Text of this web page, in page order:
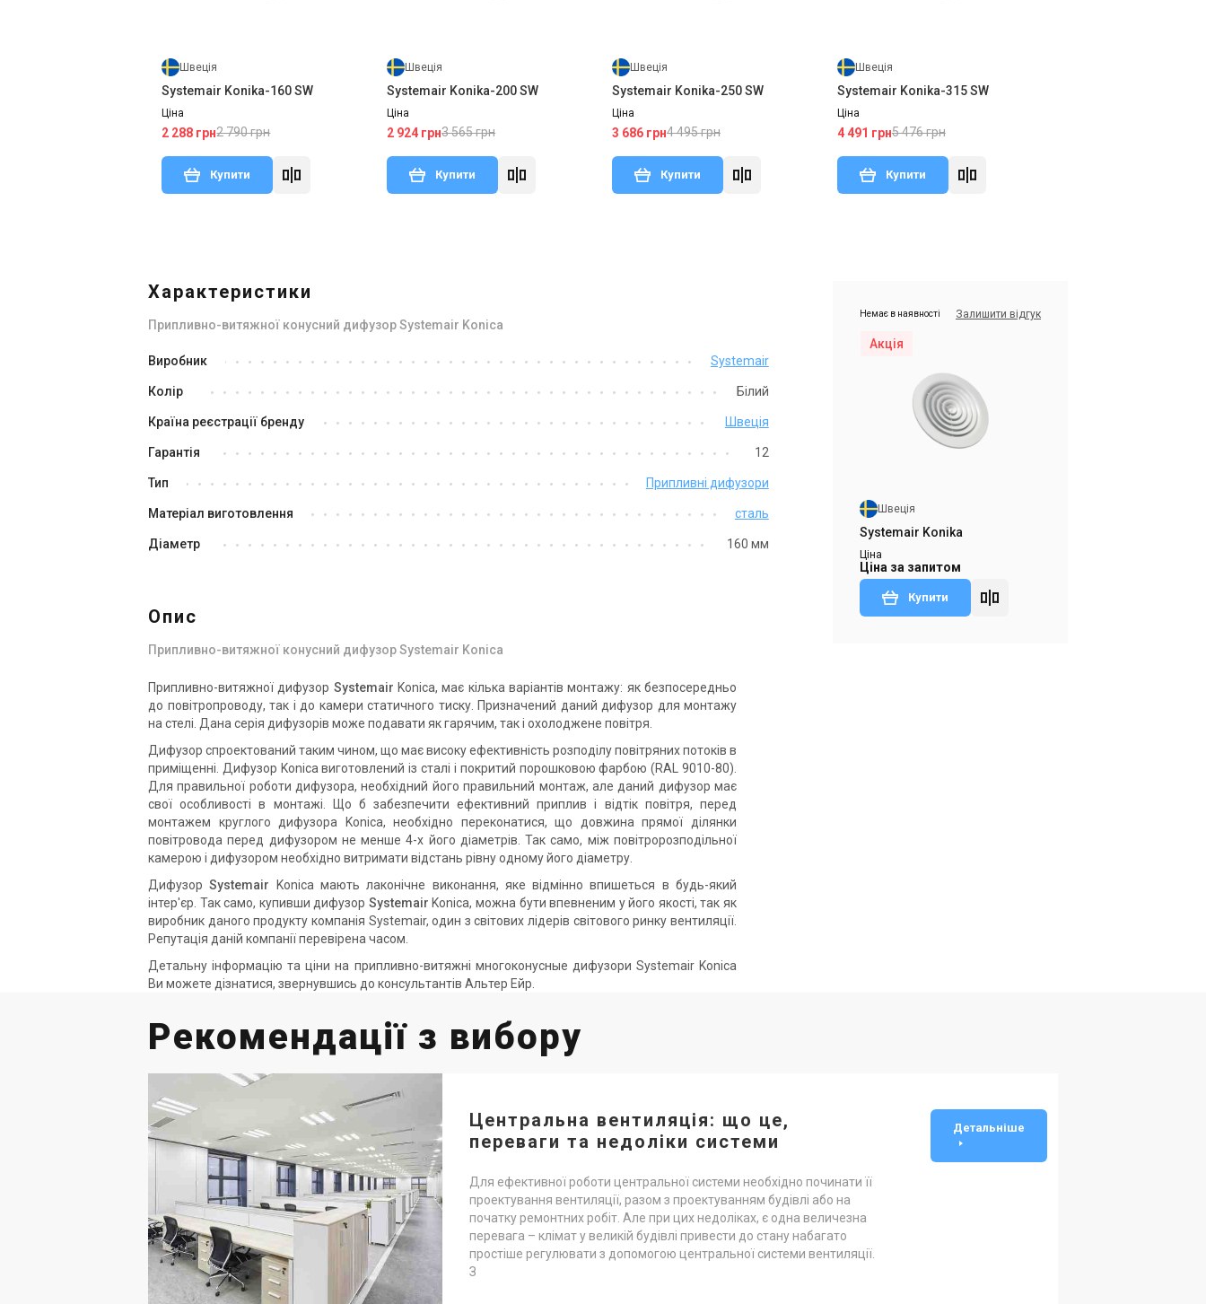
Швеція
Systemair Konika-160 SW
Ціна
2 288 грн2 790 грн
Купити
Швеція
Systemair Konika-200 SW
Ціна
2 924 грн3 565 грн
Купити
Швеція
Systemair Konika-250 SW
Ціна
3 686 грн4 495 грн
Купити
Швеція
Systemair Konika-315 SW
Ціна
4 491 грн5 476 грн
Купити
Характеристики
Припливно-витяжної конусний дифузор Systemair Konica
Виробник Systemair
Колір Білий
Країна реєстрації бренду Швеція
Гарантія 12
Тип Припливні дифузори
Матеріал виготовлення сталь
Діаметр 160 мм
Немає в наявності Залишити відгук
Акція
Швеція
Systemair Konika
Ціна
Ціна за запитом
Купити
Опис
Припливно-витяжної конусний дифузор Systemair Konica
Припливно-витяжної дифузор Systemair Konica, має кілька варіантів монтажу: як безпосередньо
до повітропроводу, так і до камери статичного тиску. Призначений даний дифузор для монтажу
на стелі. Дана серія дифузорів може подавати як гарячим, так і охолоджене повітря.
Дифузор спроектований таким чином, що має високу ефективність розподілу повітряних потоків в
приміщенні. Дифузор Konica виготовлений із сталі і покритий порошковою фарбою (RAL 9010-80).
Для правильної роботи дифузора, необхідний його правильний монтаж, але даний дифузор має
свої особливості в монтажі. Що б забезпечити ефективний приплив і відтік повітря, перед
монтажем круглого дифузора Konica, необхідно переконатися, що довжина прямої ділянки
повітровода перед дифузором не менше 4-х його діаметрів. Так само, між повітророзподільної
камерою і дифузором необхідно витримати відстань рівну одному його діаметру.
ДифузорSystemair Konica мають лаконічне виконання, яке відмінно впишеться в будь-який
інтер'єр. Так само, купивши дифузор Systemair Konica, можна бути впевненим у його якості, так як
виробник даного продукту компанія Systemair, один з світових лідерів світового ринку вентиляції.
Репутація даній компанії перевірена часом.
Детальну інформацію та ціни на припливно-витяжні многоконусные дифузори Systemair Konica
Ви можете дізнатися, звернувшись до консультантів Альтер Ейр.
Рекомендації з вибору
Центральна вентиляція: що це,
переваги та недоліки системи
Для ефективної роботи центральної системи необхідно починати її
проектування вентиляції, разом з проектуванням будівлі або на
початку ремонтних робіт. Але при цих недоліках, є одна величезна
перевага – клімат у великій будівлі привести до стану набагато
простіше регулювати з допомогою центральної системи вентиляції.
З
Детальніше